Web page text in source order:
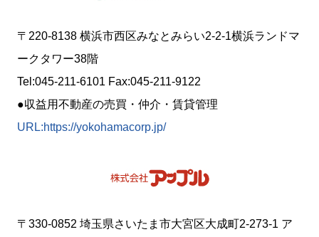
〒220-8138 横浜市西区みなとみらい2-2-1横浜ランドマ
ークタワー38階
Tel:045-211-6101 Fax:045-211-9122
●収益用不動産の売買・仲介・賃貸管理
URL:https://yokohamacorp.jp/
〒330-0852 埼玉県さいたま市大宮区大成町2-273-1 ア